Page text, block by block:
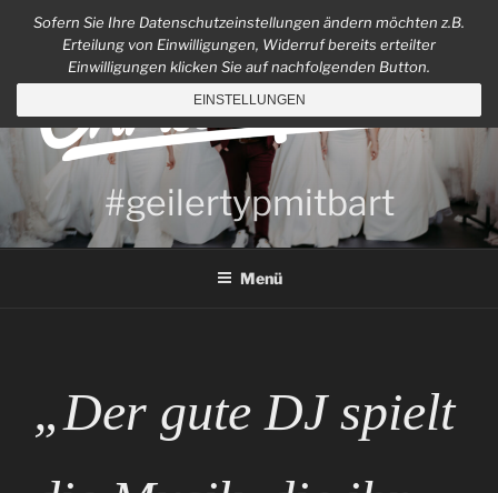
#geilertypmitbart
Menü
„Der gute DJ spielt
Sofern Sie Ihre Datenschutzeinstellungen ändern möchten z.B.
Erteilung von Einwilligungen, Widerruf bereits erteilter
Einwilligungen klicken Sie auf nachfolgenden Button.
EINSTELLUNGEN